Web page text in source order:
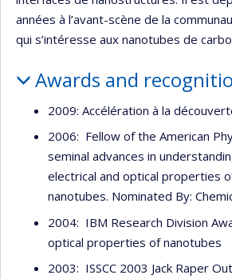
années à l’avant-scène de la
qui s’intéresse aux nanotubes de
Awards and
2009: Accélération à la
2006: Fellow of the American
seminal advances in
electrical and optical properties
nanotubes. Nominated By:
2004: IBM Research Division
optical properties of nanotubes
2003: ISSCC 2003 Jack Raper